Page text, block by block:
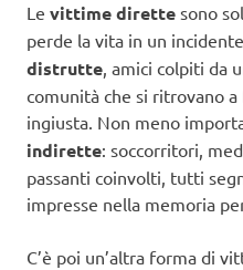
Le vittime dirette sono
perde la vita in un
distrutte, amici colpiti da
comunità che si ritrovano a
ingiusta. Non meno
indirette: soccorritori,
passanti coinvolti, tutti
impresse nella memoria
C’è poi un’altra forma di